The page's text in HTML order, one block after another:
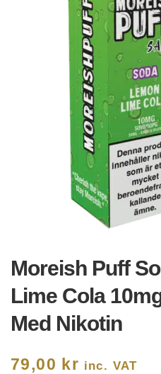
Moreish Puff
Lime Cola
Med Nikotin
79,00 kr inc. VAT